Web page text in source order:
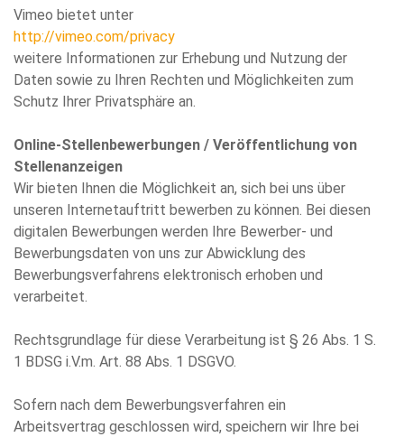
Vimeo bietet unter
http://vimeo.com/privacy
weitere Informationen zur Erhebung und Nutzung der
Daten sowie zu Ihren Rechten und Möglichkeiten zum
Schutz Ihrer Privatsphäre an.
Online-Stellenbewerbungen / Veröffentlichung von
Stellenanzeigen
Wir bieten Ihnen die Möglichkeit an, sich bei uns über
unseren Internetauftritt bewerben zu können. Bei diesen
digitalen Bewerbungen werden Ihre Bewerber- und
Bewerbungsdaten von uns zur Abwicklung des
Bewerbungsverfahrens elektronisch erhoben und
verarbeitet.
Rechtsgrundlage für diese Verarbeitung ist § 26 Abs. 1 S.
1 BDSG i.V.m. Art. 88 Abs. 1 DSGVO.
Sofern nach dem Bewerbungsverfahren ein
Arbeitsvertrag geschlossen wird, speichern wir Ihre bei